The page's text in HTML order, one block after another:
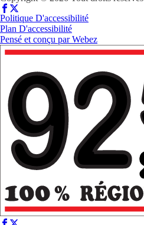
Politique D'accessibilité
Plan D'accessibilité
Pensé et conçu parWebez